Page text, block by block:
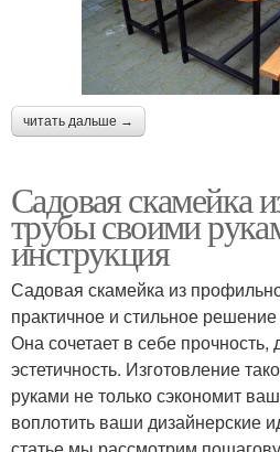
читать дальше →
Садовая скамейка
трубы своими
инструкция
Садовая скамейка из
практичное и стильное
Она сочетает в себе прочность,
эстетичность. Изготовление
руками не только сэкономит
воплотить ваши дизайнерские